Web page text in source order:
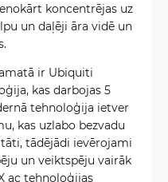
koncentrējas uz
un daļēji āra vidē un
ir Ubiquiti
kas darbojas 5
tehnoloģija ietver
kas uzlabo bezvadu
tādējādi ievērojami
un veiktspēju vairāk
ac tehnoloģijas